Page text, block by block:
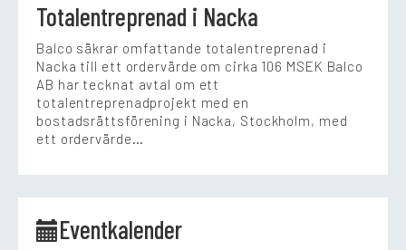
Totalentreprenad i Nacka
Balco säkrar omfattande totalentreprenad i
Nacka till ett ordervärde om cirka 106 MSEK Balco
AB har tecknat avtal om ett
totalentreprenadprojekt med en
bostadsrättsförening i Nacka, Stockholm, med
ett ordervärde…
Eventkalender